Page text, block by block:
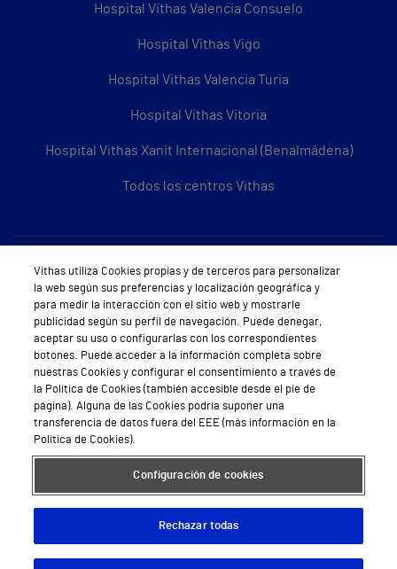
Hospital Vithas Valencia Consuelo
Hospital Vithas Vigo
Hospital Vithas Valencia Turia
Hospital Vithas Vitoria
Hospital Vithas Xanit Internacional (Benalmádena)
Todos los centros Vithas
Sobre Vithas
Quiénes somos
Trabajar en Vithas
Teléfono Cita Médica
Teléfono Atención al Cliente
Política de seguridad y salud en el trabajo
Conoce a Supervita
Aviso Legal Política de cookies Política de privacidad Mapa web Protección de datos
Vithas utiliza Cookies propias y de terceros para personalizar
la web según sus preferencias y localización geográfica y
para medir la interacción con el sitio web y mostrarle
publicidad según su perfil de navegación. Puede denegar,
aceptar su uso o configurarlas con los correspondientes
botones. Puede acceder a la información completa sobre
nuestras Cookies y configurar el consentimiento a través de
la Política de Cookies (también accesible desde el pie de
página). Alguna de las Cookies podría suponer una
transferencia de datos fuera del EEE (más información en la
Política de Cookies).
Configuración de cookies
Rechazar todas